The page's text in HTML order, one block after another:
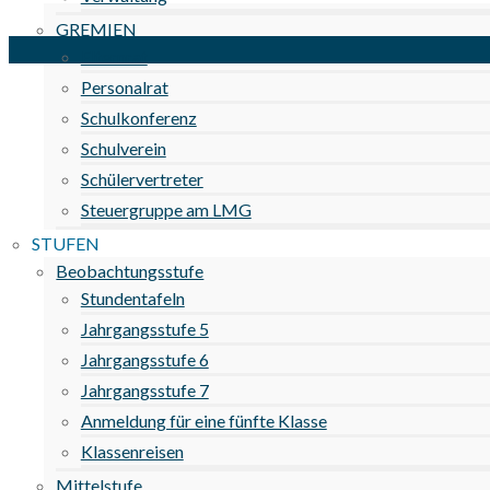
GREMIEN
Personalrat
Schulkonferenz
Schulverein
Schülervertreter
Steuergruppe am LMG
STUFEN
Beobachtungsstufe
Stundentafeln
Jahrgangsstufe 5
Jahrgangsstufe 6
Jahrgangsstufe 7
Anmeldung für eine fünfte Klasse
Klassenreisen
Mittelstufe